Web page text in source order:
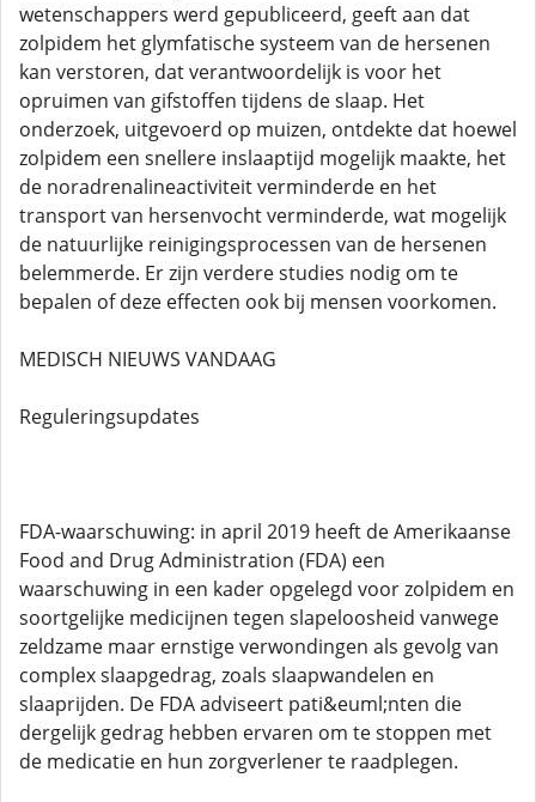
wetenschappers werd gepubliceerd, geeft aan dat
zolpidem het glymfatische systeem van de hersenen
kan verstoren, dat verantwoordelijk is voor het
opruimen van gifstoffen tijdens de slaap. Het
onderzoek, uitgevoerd op muizen, ontdekte dat hoewel
zolpidem een ​​snellere inslaaptijd mogelijk maakte, het
de noradrenalineactiviteit verminderde en het
transport van hersenvocht verminderde, wat mogelijk
de natuurlijke reinigingsprocessen van de hersenen
belemmerde. Er zijn verdere studies nodig om te
bepalen of deze effecten ook bij mensen voorkomen.
MEDISCH NIEUWS VANDAAG
Reguleringsupdates
FDA-waarschuwing: in april 2019 heeft de Amerikaanse
Food and Drug Administration (FDA) een
waarschuwing in een kader opgelegd voor zolpidem en
soortgelijke medicijnen tegen slapeloosheid vanwege
zeldzame maar ernstige verwondingen als gevolg van
complex slaapgedrag, zoals slaapwandelen en
slaaprijden. De FDA adviseert pati&euml;nten die
dergelijk gedrag hebben ervaren om te stoppen met
de medicatie en hun zorgverlener te raadplegen.